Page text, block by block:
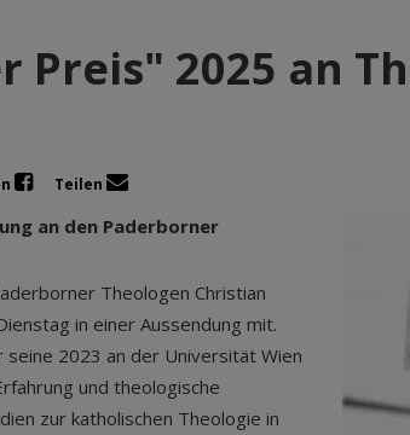
Preis" 2025 an
Teilen
an den Paderborner
Theologen Christian
in einer Aussendung mit.
2023 an der Universität Wien
und theologische
zur katholischen Theologie in